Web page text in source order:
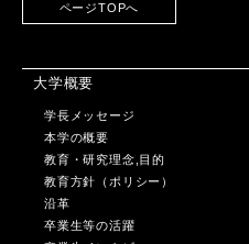
ページTOPへ
大学概要
学長メッセージ
本学の概要
教育・研究理念,目的
教育方針（ポリシー）
沿革
卒業生等の活躍